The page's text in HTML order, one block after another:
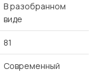
В разобранном
виде
81
Современный